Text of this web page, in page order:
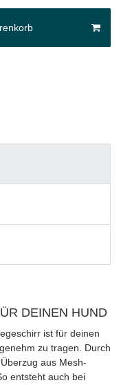
DEINEN HUND
ist für deinen
zu tragen. Durch
aus Mesh-
entsteht auch bei